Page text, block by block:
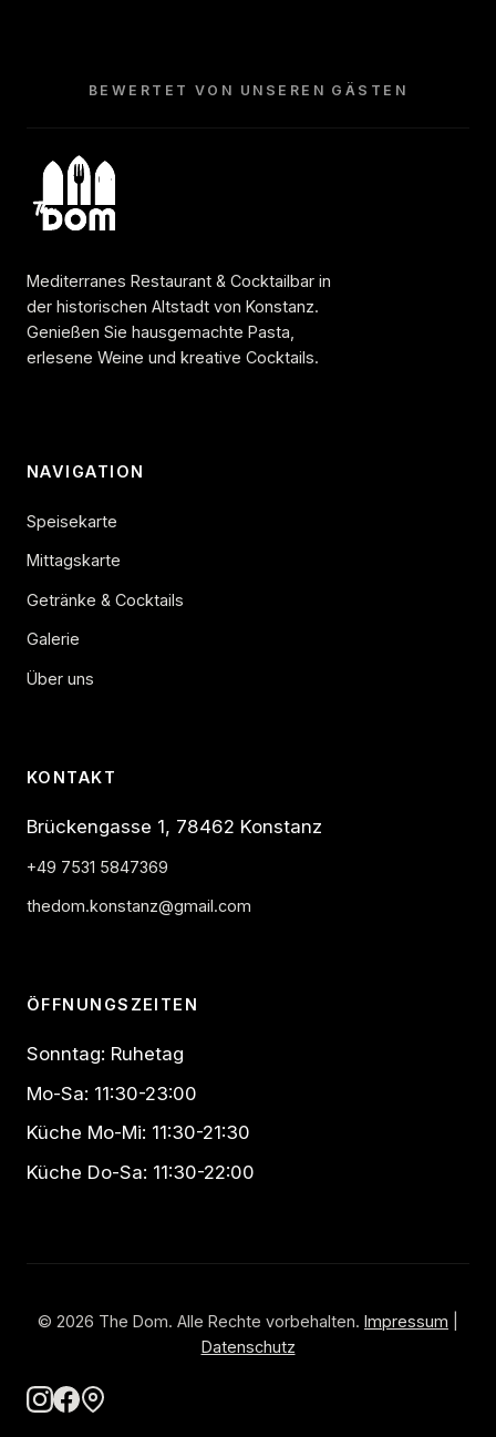
BEWERTET VON UNSEREN GÄSTEN
Mediterranes Restaurant & Cocktailbar in
der historischen Altstadt von Konstanz.
Genießen Sie hausgemachte Pasta,
erlesene Weine und kreative Cocktails.
NAVIGATION
Speisekarte
Mittagskarte
Getränke & Cocktails
Galerie
Über uns
KONTAKT
Brückengasse 1, 78462 Konstanz
+49 7531 5847369
thedom.konstanz@gmail.com
ÖFFNUNGSZEITEN
Sonntag: Ruhetag
Mo-Sa: 11:30-23:00
Küche Mo-Mi: 11:30-21:30
Küche Do-Sa: 11:30-22:00
© 2026 The Dom. Alle Rechte vorbehalten. Impressum
Datenschutz